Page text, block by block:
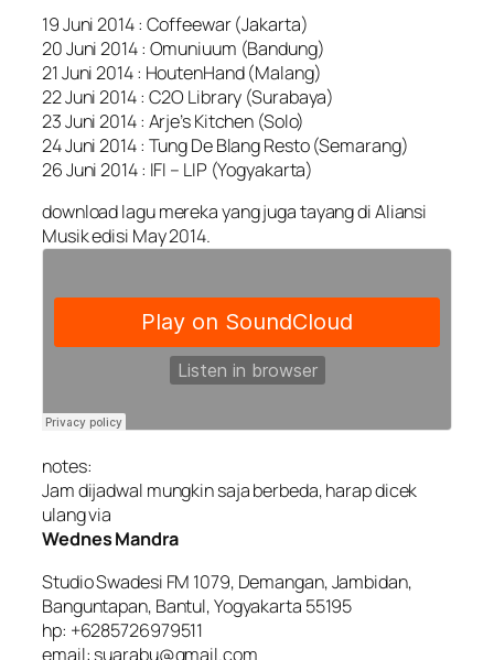
19 Juni 2014 : Coffeewar (Jakarta)
20 Juni 2014 : Omuniuum (Bandung)
21 Juni 2014 : HoutenHand (Malang)
22 Juni 2014 : C2O Library (Surabaya)
23 Juni 2014 : Arje’s Kitchen (Solo)
24 Juni 2014 : Tung De Blang Resto (Semarang)
26 Juni 2014 : IFI – LIP (Yogyakarta)
download lagu mereka yang juga tayang di Aliansi
Musik edisi May 2014.
notes:
Jam dijadwal mungkin saja berbeda, harap dicek
ulang via
Wednes Mandra
Studio Swadesi FM 1079, Demangan, Jambidan,
Banguntapan, Bantul, Yogyakarta 55195
hp: +6285726979511
email: suarabu@gmail.com